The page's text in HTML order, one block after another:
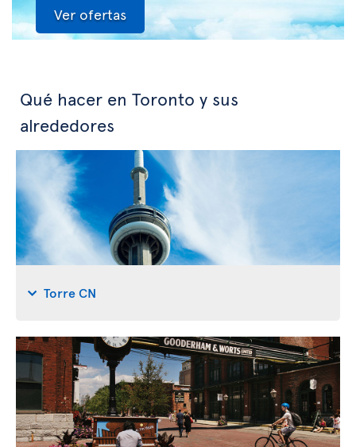
Ver ofertas
Qué hacer en Toronto y sus
alrededores
Torre CN